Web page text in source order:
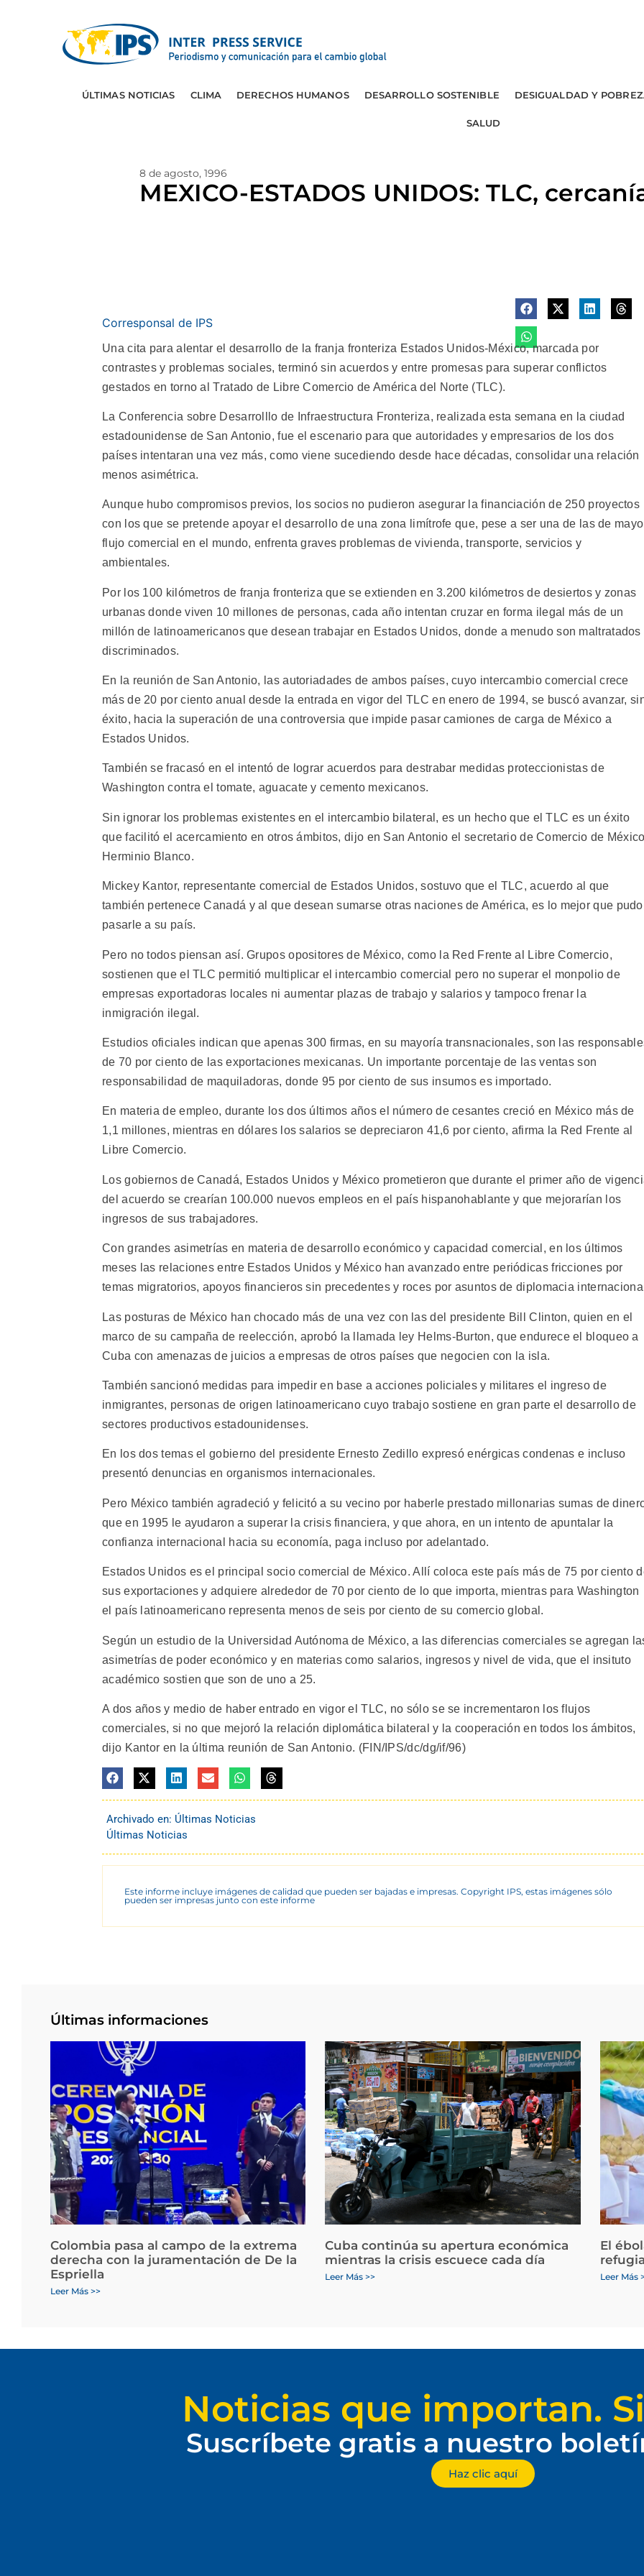
ÚLTIMAS NOTICIAS CLIMA DERECHOS HUMANOS DESARROLLO SOSTENIBLE DESIGUALDAD Y
SALUD
8 de agosto, 1996
MEXICO-ESTADOS UNIDOS: TLC,
Corresponsal de IPS
Una cita para alentar el desarrollo de la franja fronteriza Estados Unidos-México, marcada por
contrastes y problemas sociales, terminó sin acuerdos y entre promesas para superar conflictos
gestados en torno al Tratado de Libre Comercio de América del Norte (TLC).
La Conferencia sobre Desarrolllo de Infraestructura Fronteriza, realizada esta semana en la ciudad
estadounidense de San Antonio, fue el escenario para que autoridades y empresarios de los dos
países intentaran una vez más, como viene sucediendo desde hace décadas, consolidar una relación
menos asimétrica.
Aunque hubo compromisos previos, los socios no pudieron asegurar la financiación de 250 proyectos
con los que se pretende apoyar el desarrollo de una zona limítrofe que, pese a ser una de las de
flujo comercial en el mundo, enfrenta graves problemas de vivienda, transporte, servicios y
ambientales.
Por los 100 kilómetros de franja fronteriza que se extienden en 3.200 kilómetros de desiertos y zonas
urbanas donde viven 10 millones de personas, cada año intentan cruzar en forma ilegal más de un
millón de latinoamericanos que desean trabajar en Estados Unidos, donde a menudo son maltratados
discriminados.
En la reunión de San Antonio, las autoriadades de ambos países, cuyo intercambio comercial crece
más de 20 por ciento anual desde la entrada en vigor del TLC en enero de 1994, se buscó avanzar,
éxito, hacia la superación de una controversia que impide pasar camiones de carga de México a
Estados Unidos.
También se fracasó en el intentó de lograr acuerdos para destrabar medidas proteccionistas de
Washington contra el tomate, aguacate y cemento mexicanos.
Sin ignorar los problemas existentes en el intercambio bilateral, es un hecho que el TLC es un éxito
que facilitó el acercamiento en otros ámbitos, dijo en San Antonio el secretario de Comercio de
Herminio Blanco.
Mickey Kantor, representante comercial de Estados Unidos, sostuvo que el TLC, acuerdo al que
también pertenece Canadá y al que desean sumarse otras naciones de América, es lo mejor que pudo
pasarle a su país.
Pero no todos piensan así. Grupos opositores de México, como la Red Frente al Libre Comercio,
sostienen que el TLC permitió multiplicar el intercambio comercial pero no superar el monpolio de
empresas exportadoras locales ni aumentar plazas de trabajo y salarios y tampoco frenar la
inmigración ilegal.
Estudios oficiales indican que apenas 300 firmas, en su mayoría transnacionales, son las
de 70 por ciento de las exportaciones mexicanas. Un importante porcentaje de las ventas son
responsabilidad de maquiladoras, donde 95 por ciento de sus insumos es importado.
En materia de empleo, durante los dos últimos años el número de cesantes creció en México más de
1,1 millones, mientras en dólares los salarios se depreciaron 41,6 por ciento, afirma la Red Frente al
Libre Comercio.
Los gobiernos de Canadá, Estados Unidos y México prometieron que durante el primer año de
del acuerdo se crearían 100.000 nuevos empleos en el país hispanohablante y que mejorarían los
ingresos de sus trabajadores.
Con grandes asimetrías en materia de desarrollo económico y capacidad comercial, en los últimos
meses las relaciones entre Estados Unidos y México han avanzado entre periódicas fricciones por
temas migratorios, apoyos financieros sin precedentes y roces por asuntos de diplomacia
Las posturas de México han chocado más de una vez con las del presidente Bill Clinton, quien en el
marco de su campaña de reelección, aprobó la llamada ley Helms-Burton, que endurece el bloqueo a
Cuba con amenazas de juicios a empresas de otros países que negocien con la isla.
También sancionó medidas para impedir en base a acciones policiales y militares el ingreso de
inmigrantes, personas de origen latinoamericano cuyo trabajo sostiene en gran parte el desarrollo de
sectores productivos estadounidenses.
En los dos temas el gobierno del presidente Ernesto Zedillo expresó enérgicas condenas e incluso
presentó denuncias en organismos internacionales.
Pero México también agradeció y felicitó a su vecino por haberle prestado millonarias sumas de
que en 1995 le ayudaron a superar la crisis financiera, y que ahora, en un intento de apuntalar la
confianza internacional hacia su economía, paga incluso por adelantado.
Estados Unidos es el principal socio comercial de México. Allí coloca este país más de 75 por ciento
sus exportaciones y adquiere alrededor de 70 por ciento de lo que importa, mientras para Washington
el país latinoamericano representa menos de seis por ciento de su comercio global.
Según un estudio de la Universidad Autónoma de México, a las diferencias comerciales se agregan
asimetrías de poder económico y en materias como salarios, ingresos y nivel de vida, que el insituto
académico sostien que son de uno a 25.
A dos años y medio de haber entrado en vigor el TLC, no sólo se se incrementaron los flujos
comerciales, si no que mejoró la relación diplomática bilateral y la cooperación en todos los ámbitos,
dijo Kantor en la última reunión de San Antonio. (FIN/IPS/dc/dg/if/96)
Archivado en: Últimas Noticias
Últimas Noticias
Este informe incluye imágenes de calidad que pueden ser bajadas e impresas. Copyright IPS, estas imágenes sólo
pueden ser impresas junto con este informe
Últimas informaciones
Colombia pasa al campo de la extrema
derecha con la juramentación de De la
Espriella
Leer Más >>
Cuba continúa su apertura económica
mientras la crisis escuece cada día
Leer Más >>
El
Leer Más
Noticias que importan.
Suscríbete gratis a nuestro
Haz clic aquí